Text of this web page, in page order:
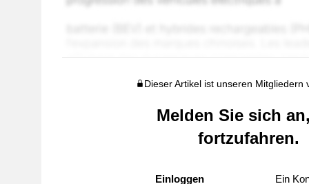
Dieser Artikel ist unseren Mitgliedern
Melden Sie sich
fortzufahren.
Einloggen Ein